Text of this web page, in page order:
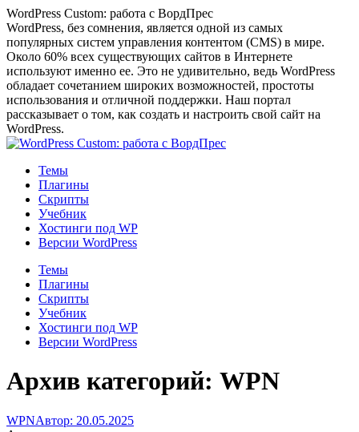
Перейти
к
содержанию
WordPress Custom: работа с ВордПрес
WordPress, без сомнения, является одной из самых
популярных систем управления контентом (CMS) в мире.
Около 60% всех существующих сайтов в Интернете
используют именно ее. Это не удивительно, ведь WordPress
обладает сочетанием широких возможностей, простоты
использования и отличной поддержки. Наш портал
рассказывает о том, как создать и настроить свой сайт на
WordPress.
Темы
Плагины
Скрипты
Учебник
Хостинги под WP
Версии WordPress
Темы
Плагины
Скрипты
Учебник
Хостинги под WP
Версии WordPress
Архив категорий: WPN
WPNАвтор: 20.05.2025